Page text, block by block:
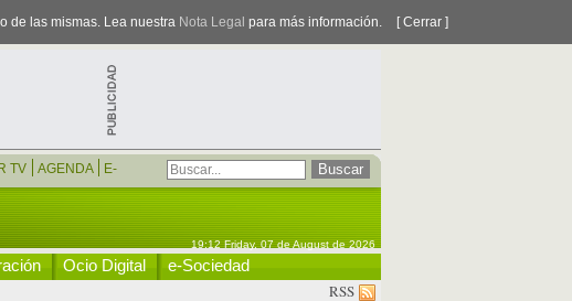
de las mismas. Lea nuestra Nota Legal para más información. [ Cerrar ]
TV AGENDA
E-
19:12 Friday, 07 de August de 2026
Ocio Digital e-Sociedad
RSS